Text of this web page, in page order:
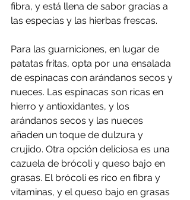
fibra, y está llena de sabor gracias a
las especias y las hierbas frescas.
Para las guarniciones, en lugar de
patatas fritas, opta por una ensalada
de espinacas con arándanos secos y
nueces. Las espinacas son ricas en
hierro y antioxidantes, y los
arándanos secos y las nueces
añaden un toque de dulzura y
crujido. Otra opción deliciosa es una
cazuela de brócoli y queso bajo en
grasas. El brócoli es rico en fibra y
vitaminas, y el queso bajo en grasas